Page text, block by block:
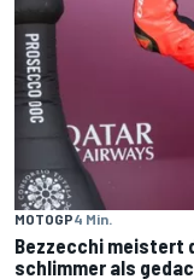
MOTOGP4 Min.
Bezzecchi meistert
schlimmer als